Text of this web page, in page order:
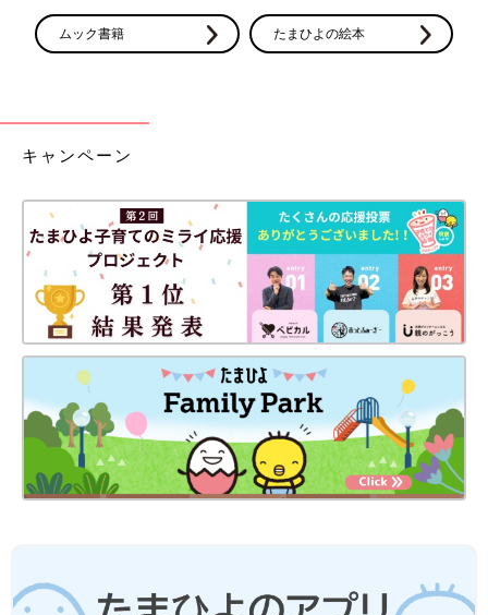
ムック書籍 たまひよの絵本
キャンペーン